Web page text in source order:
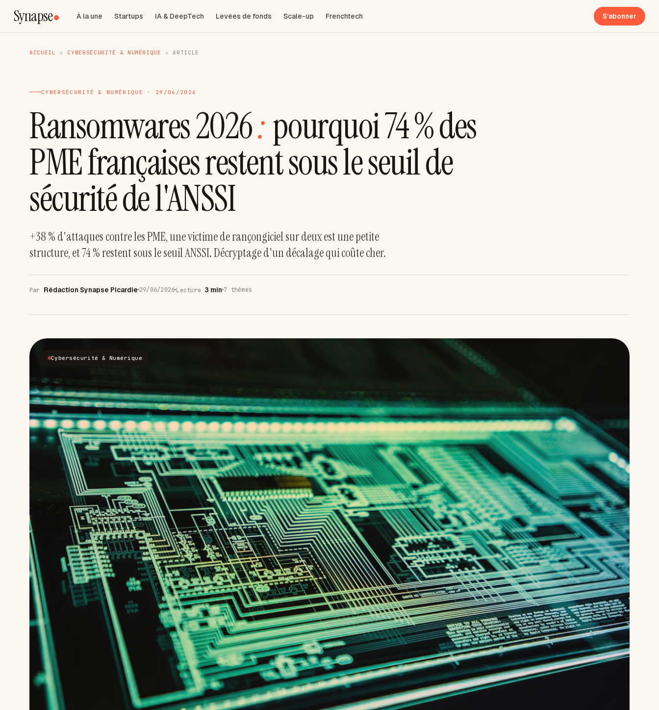
Synapse À la une Startups IA & DeepTech Levées de fonds Scale-up Frenchtech S'abonner
ACCUEIL › CYBERSÉCURITÉ & NUMÉRIQUE › ARTICLE
CYBERSÉCURITÉ & NUMÉRIQUE · 29/06/2026
Ransomwares 2026:pourquoi 74 % des
PME françaises restent sous le seuil de
sécurité de l'ANSSI
+38 % d'attaques contre les PME, une victime de rançongiciel sur deux est une petite
structure, et 74 % restent sous le seuil ANSSI. Décryptage d'un décalage qui coûte cher.
Par Rédaction Synapse Picardie 29/06/2026 Lecture 3 min 7 thèmes
Cybersécurité & Numérique